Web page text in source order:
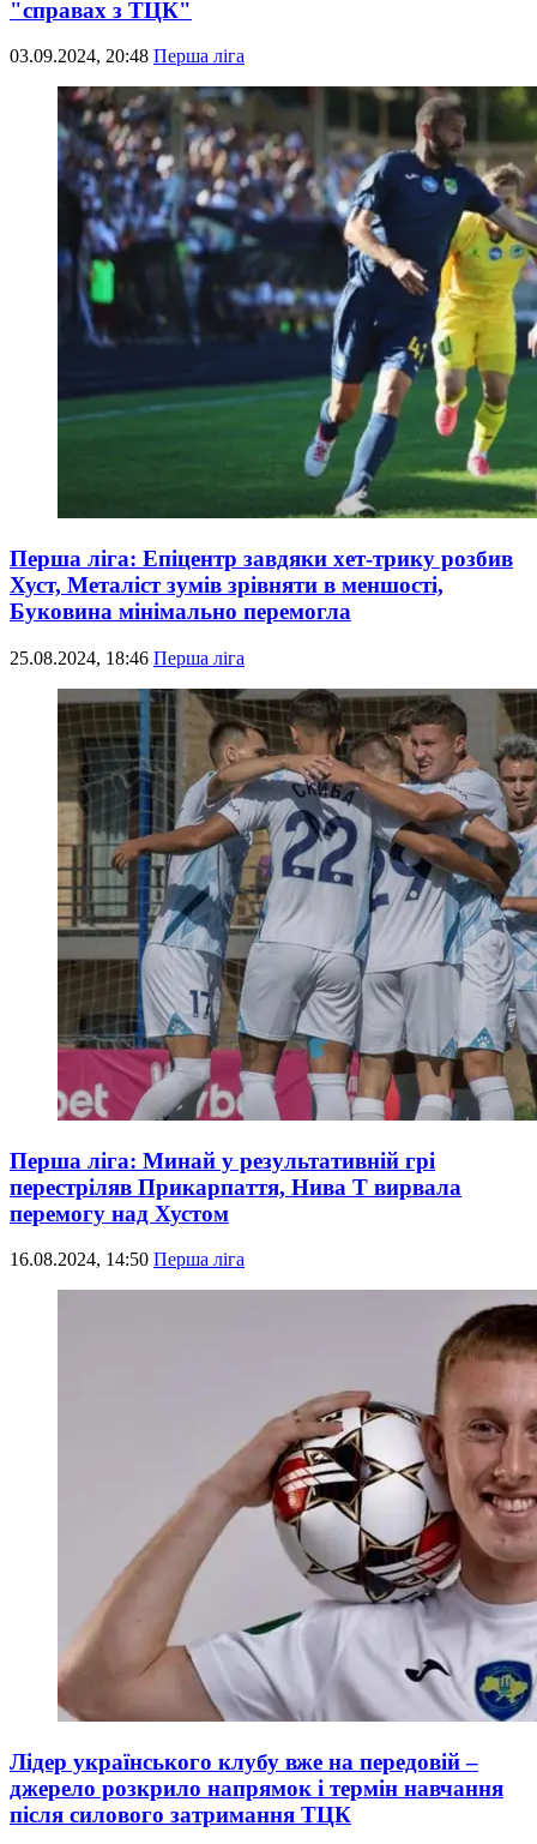
"справах з ТЦК"
03.09.2024, 20:48 Перша ліга
Перша ліга: Епіцентр завдяки хет-трику розбив
Хуст, Металіст зумів зрівняти в меншості,
Буковина мінімально перемогла
25.08.2024, 18:46 Перша ліга
Перша ліга: Минай у результативній грі
перестріляв Прикарпаття, Нива Т вирвала
перемогу над Хустом
16.08.2024, 14:50 Перша ліга
Лідер українського клубу вже на передовій –
джерело розкрило напрямок і термін навчання
після силового затримання ТЦК